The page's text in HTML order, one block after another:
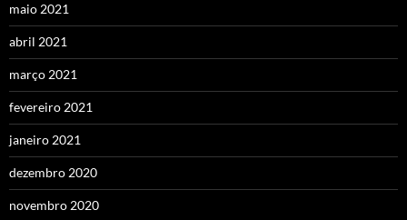
maio 2021
abril 2021
março 2021
fevereiro 2021
janeiro 2021
dezembro 2020
novembro 2020